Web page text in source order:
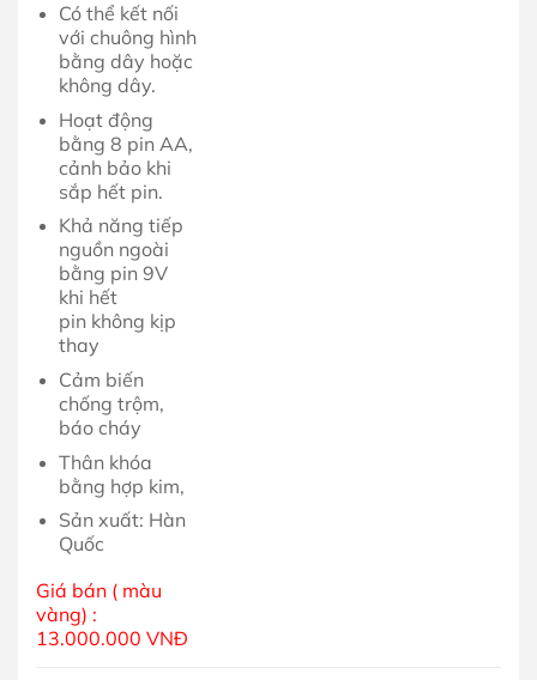
Có thể kết nối
với chuông hình
bằng dây hoặc
không dây.
Hoạt động
bằng 8 pin AA,
cảnh bảo khi
sắp hết pin.
Khả năng tiếp
nguồn ngoài
bằng pin 9V
khi hết
pin không kịp
thay
Cảm biến
chống trộm,
báo cháy
Thân khóa
bằng hợp kim,
Sản xuất: Hàn
Quốc
Giá bán ( màu
vàng) :
13.000.000 VNĐ